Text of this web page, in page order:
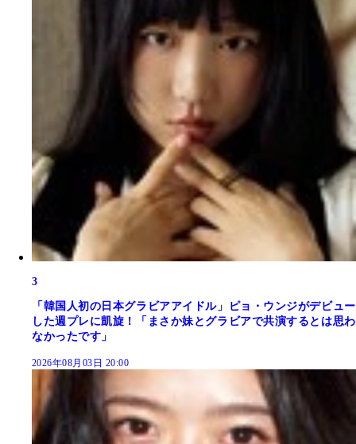
3
「韓国人初の日本グラビアアイドル」ピョ・ウンジがデビュー
した週プレに凱旋！「まさか妹とグラビアで共演するとは思わ
なかったです」
2026年08月03日 20:00